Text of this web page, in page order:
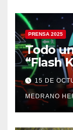
PRENSA 2025
Todo
“Flash
15 DE
MEDRANO